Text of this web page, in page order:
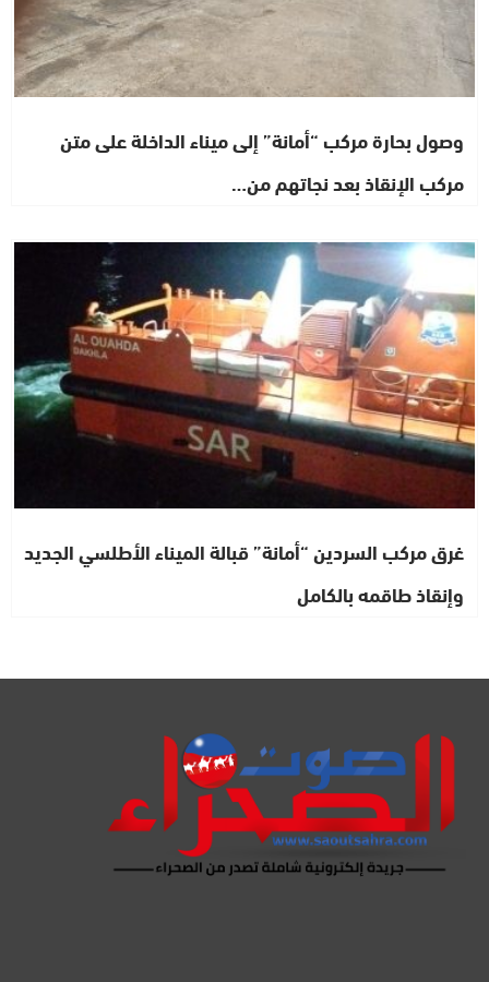
وصول بحارة مركب “أمانة” إلى ميناء الداخلة على متن
مركب الإنقاذ بعد نجاتهم من…
حوادث
غرق مركب السردين “أمانة” قبالة الميناء الأطلسي الجديد
وإنقاذ طاقمه بالكامل